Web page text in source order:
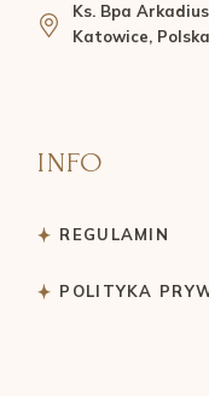
Ks. Bpa
Katowice, Polska
INFO
REGULAMIN
POLITYKA